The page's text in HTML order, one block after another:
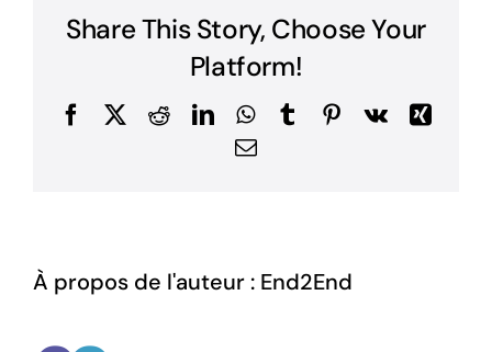
Share This Story, Choose Your
Platform!
FacebookRedditLinkedInWhatsApp
TumblrPinterest
Vk
Xing
Email
À propos de l'auteur : End2End